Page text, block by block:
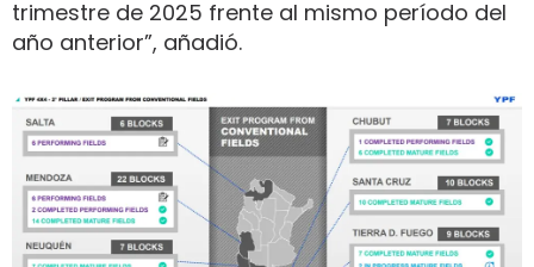
trimestre de 2025 frente al mismo período del
año anterior”, añadió.